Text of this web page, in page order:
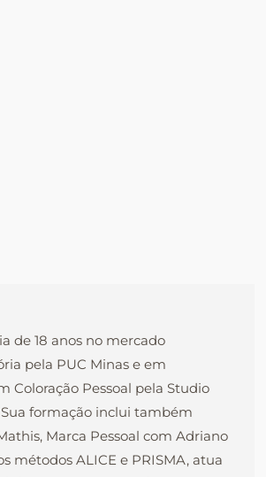
de 18 anos no mercado
pela PUC Minas e em
Coloração Pessoal pela Studio
formação inclui também
Marca Pessoal com Adriano
métodos ALICE e PRISMA, atua